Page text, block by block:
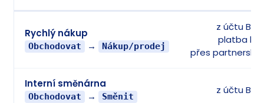
Rychlý nákup
Obchodovat → Nákup/prodej
z účtu
platba
přes partnerské
Interní směnárna
Obchodovat → Směnit
z účtu